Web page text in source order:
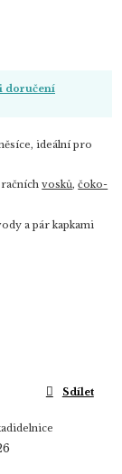
doručení
ideální pro
vosků,čoko-
a pár kapkami
Sdílet